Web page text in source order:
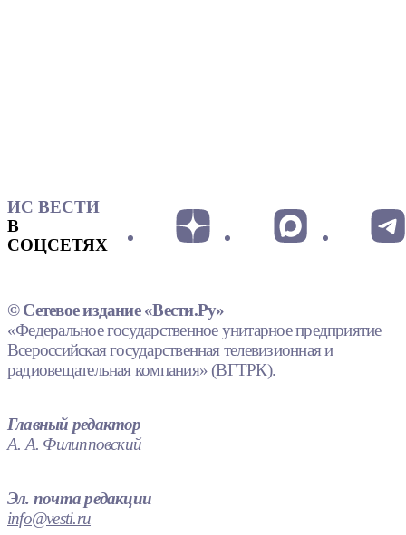
ИС ВЕСТИ
В
СОЦСЕТЯХ
© Сетевое издание «Вести.Ру»
«Федеральное государственное унитарное предприятие
Всероссийская государственная телевизионная и
радиовещательная компания» (ВГТРК).
Главный редактор
А. А. Филипповский
Эл. почта редакции
info@vesti.ru